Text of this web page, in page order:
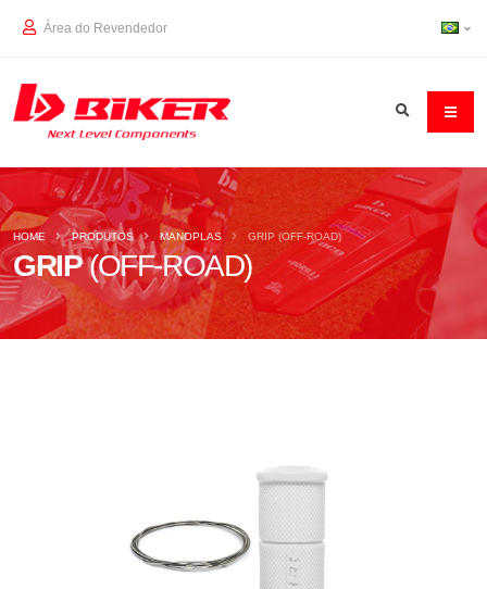
Área do Revendedor
GRIP(OFF-ROAD)
HOME PRODUTOS MANOPLAS GRIP (OFF-ROAD)